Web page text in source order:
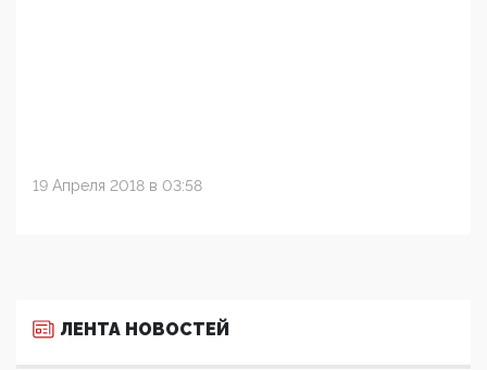
19 Апреля 2018 в 03:58
ЛЕНТА НОВОСТЕЙ